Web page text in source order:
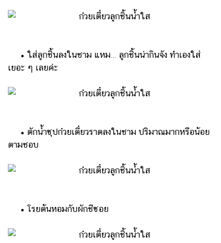
• ใส่ลูกชิ้นลงในชาม แหม… ลูกชิ้นน่ากินจัง ทำเองใส่
เยอะ ๆ เลยค่ะ
• ตักน้ำซุปก๋วยเตี๋ยวราดลงในชาม ปริมาณมากหรือน้อย
ตามชอบ
• โรยต้นหอมกับผักชีซอย